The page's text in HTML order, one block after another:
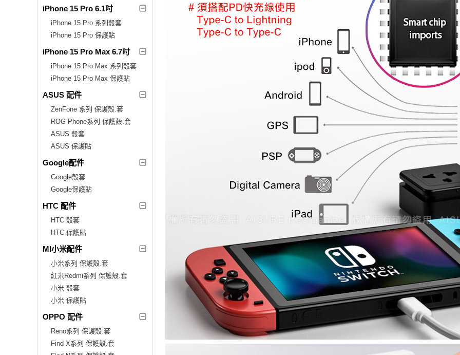
iPhone 15 Pro 6.1吋
iPhone 15 Pro 系列殼套
iPhone 15 Pro 保護貼
iPhone 15 Pro Max 6.7吋
iPhone 15 Pro Max 系列殼套
iPhone 15 Pro Max 保護貼
ASUS 配件
ZenFone 系列 保護殼.套
ROG Phone系列 保護殼.套
ASUS 殼套
ASUS 保護貼
Google配件
Google殼套
Google保護貼
HTC 配件
HTC 殼套
HTC 保護貼
MI小米配件
小米系列 保護殼.套
紅米Redmi系列 保護殼.套
小米 殼套
小米 保護貼
OPPO 配件
Reno系列 保護殼.套
Find X系列 保護殼.套